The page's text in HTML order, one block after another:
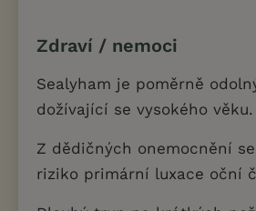
Zdraví / nemoci
Sealyham je poměrně
dožívající se vysokého věku.
Z dědičných onemocnění
riziko primární luxace oční